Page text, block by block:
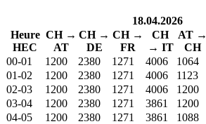
18.04.2026
Heure
HEC
CH →
AT
CH →
DE
CH →
FR
CH
→ IT
AT →
CH
00-01
1200 2380 1271 4006 1064
01-02
1200 2380 1271 4006 1123
02-03
1200 2380 1271 4006 1200
03-04
1200 2380 1271 3861 1200
04-05
1200 2380 1271 3861 1088